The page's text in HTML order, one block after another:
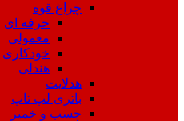
چراغ قوه
حرفه ای
معمولی
خودکاری
هندلی
هدلایت
باتری لپ تاپ
چسب و خمیر